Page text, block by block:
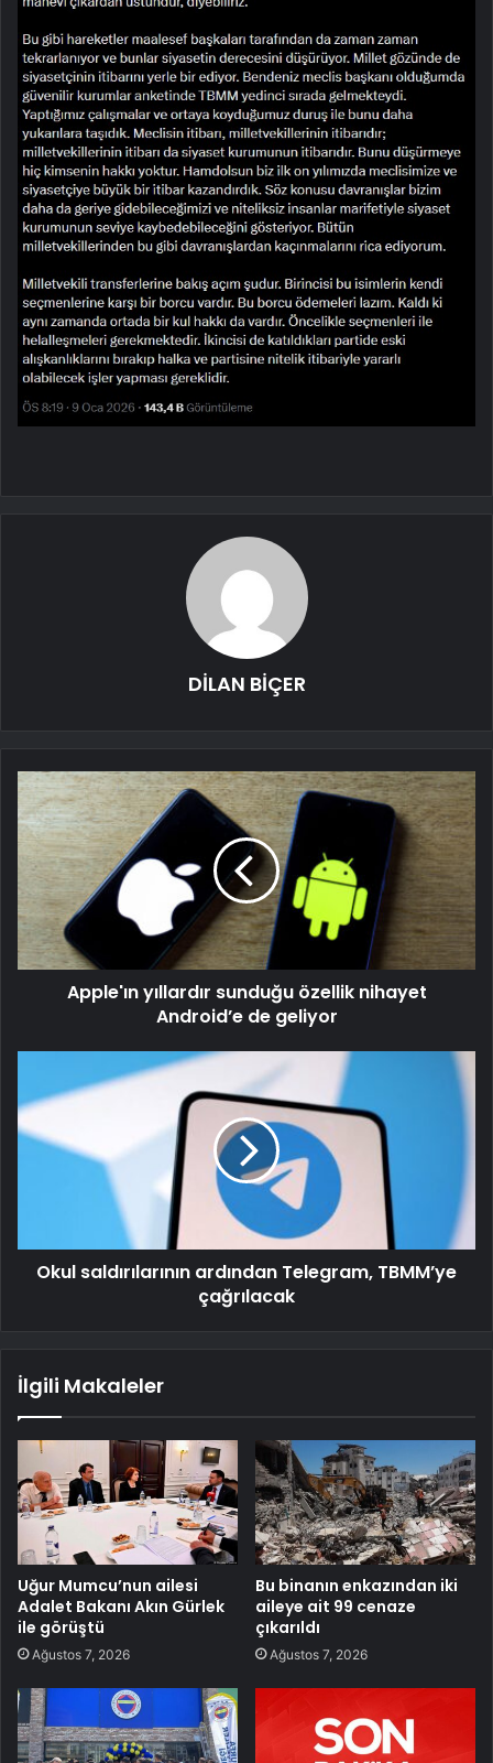
DİLAN BİÇER
Apple'ın yıllardır sunduğu özellik nihayet
Android’e de geliyor
Okul saldırılarının ardından Telegram, TBMM’ye
çağrılacak
İlgili Makaleler
Uğur Mumcu’nun ailesi
Adalet Bakanı Akın Gürlek
ile görüştü
Ağustos 7, 2026
Bu binanın enkazından iki
aileye ait 99 cenaze
çıkarıldı
Ağustos 7, 2026